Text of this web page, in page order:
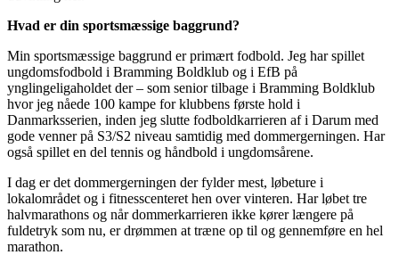
Hvad er din sportsmæssige baggrund?
Min sportsmæssige baggrund er primært fodbold. Jeg har spillet
ungdomsfodbold i Bramming Boldklub og i EfB på
ynglingeligaholdet der – som senior tilbage i Bramming Boldklub
hvor jeg nåede 100 kampe for klubbens første hold i
Danmarksserien, inden jeg slutte fodboldkarrieren af i Darum med
gode venner på S3/S2 niveau samtidig med dommergerningen. Har
også spillet en del tennis og håndbold i ungdomsårene.
I dag er det dommergerningen der fylder mest, løbeture i
lokalområdet og i fitnesscenteret hen over vinteren. Har løbet tre
halvmarathons og når dommerkarrieren ikke kører længere på
fuldetryk som nu, er drømmen at træne op til og gennemføre en hel
marathon.